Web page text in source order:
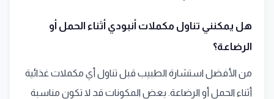
هل يمكنني تناول مكملات أنبودي أثناء الحمل أو
الرضاعة؟
من الأفضل استشارة الطبيب قبل تناول أي مكملات غذائية
أثناء الحمل أو الرضاعة. بعض المكونات قد لا تكون مناسبة